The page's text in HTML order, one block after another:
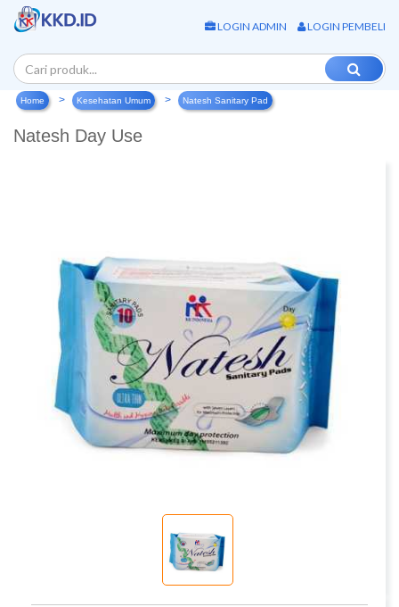
LOGIN PEMBELI
LOGIN ADMIN
Home Kesehatan Umum Natesh Sanitary Pad
Natesh Day Use